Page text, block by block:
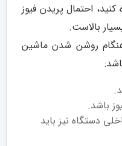
احتمال پریدن فیوز
بالاست.
روشن شدن ماشین
باشد.
دستگاه نیز باید